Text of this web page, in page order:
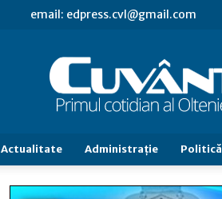
email: edpress.cvl@gmail.com
Actualitate Administraţie Politică